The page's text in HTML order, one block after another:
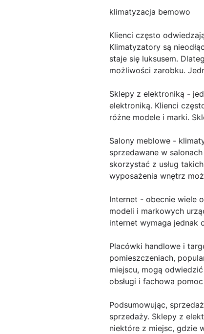
klimatyzacja bemowo
Klienci często
Klimatyzatory są
staje się luksusem.
możliwości zarobku.
Sklepy z elektroniką -
elektroniką. Klienci
różne modele i marki.
Salony meblowe -
sprzedawane w
skorzystać z usług
wyposażenia wnętrz
Internet - obecnie wiele
modeli i markowych
internet wymaga jednak
Placówki handlowe i
pomieszczeniach,
miejscu, mogą
obsługi i fachowa
Podsumowując,
sprzedaży. Sklepy z
niektóre z miejsc, gdzie